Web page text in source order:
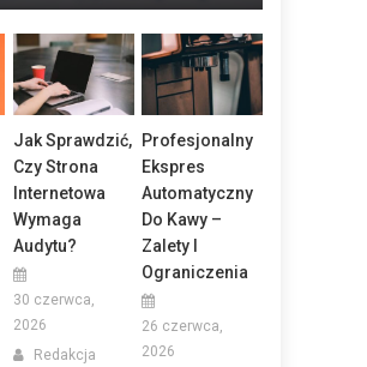
Jak Sprawdzić,
Czy Strona
Internetowa
Wymaga
Audytu?
30 czerwca,
2026
Redakcja
Profesjonalny
Ekspres
Automatyczny
Do Kawy –
Zalety I
Ograniczenia
26 czerwca,
2026